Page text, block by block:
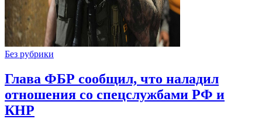
Без рубрики
Глава ФБР сообщил, что наладил
отношения со спецслужбами РФ и
КНР